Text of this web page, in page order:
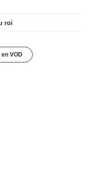
roi
VOD